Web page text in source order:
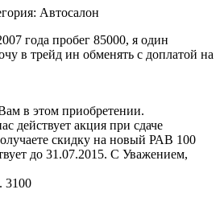
Автосалон
года пробег 85000, я один
в трейд ин обменять с доплатой на
в этом приобретении.
действует акция при сдаче
скидку на новый РАВ 100
до 31.07.2015. С Уважением,
3100